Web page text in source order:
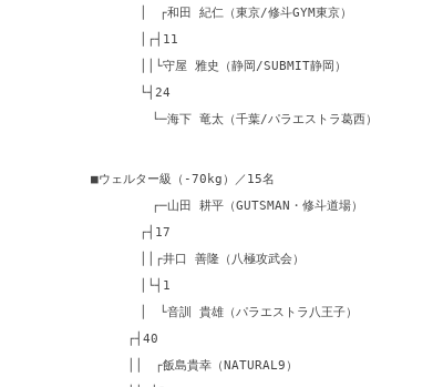
│ ┌和田 紀仁（東京/修斗GYM東京）
│┌┤11
││└守屋 雅史（静岡/SUBMIT静岡）
└┤24
└─海下 竜太（千葉/パラエストラ葛西）
■ウェルター級（-70kg）／15名
┌─山田 耕平（GUTSMAN・修斗道場）
┌┤17
││┌井口 善隆（八極攻武会）
│└┤1
│ └音訓 貴雄（パラエストラ八王子）
┌┤40
││ ┌飯島貴幸（NATURAL9）